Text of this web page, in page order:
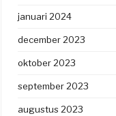
januari 2024
december 2023
oktober 2023
september 2023
augustus 2023